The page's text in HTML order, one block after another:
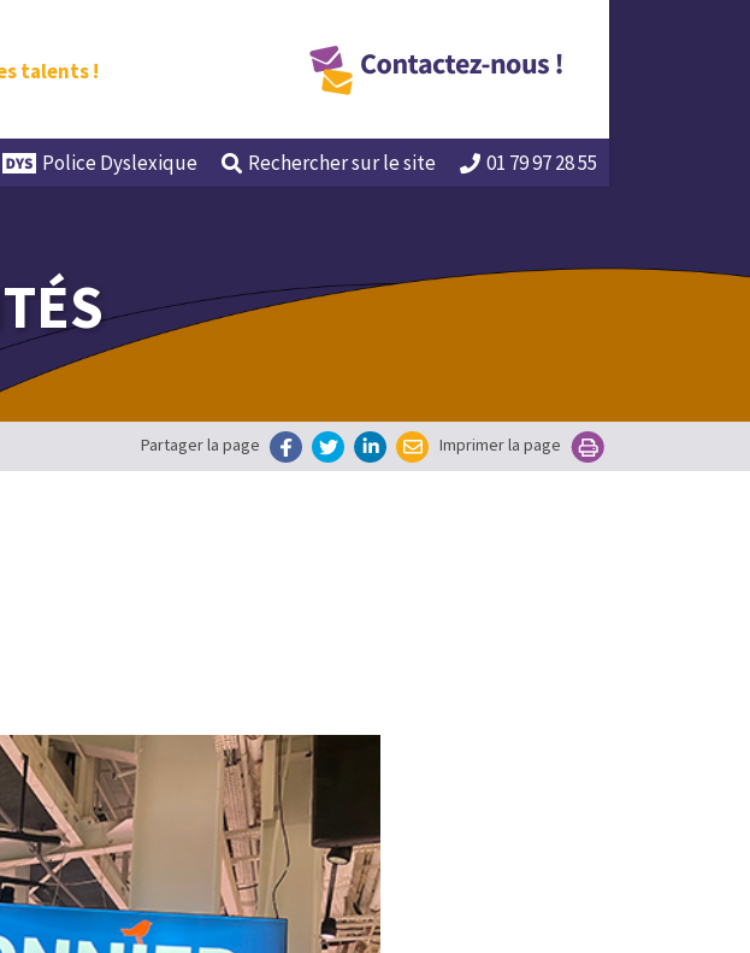
talents !
Police Dyslexique Recherchersur le site 01 79 97 28 55
Partager la page Imprimer la page